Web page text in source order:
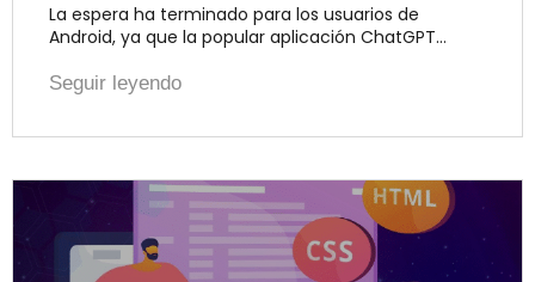
La espera ha terminado para los usuarios de
Android, ya que la popular aplicación ChatGPT…
Seguir leyendo